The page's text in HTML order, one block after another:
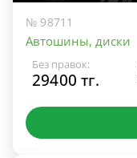
№ 98711
Автошины, диски
Без правок:
29400 тг.